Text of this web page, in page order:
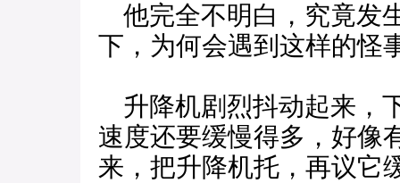
他完全不明白，究竟发
下，为何会遇到这样的怪
升降机剧烈抖动起来，
速度还要缓慢得多，好像
来，把升降机托，再议它